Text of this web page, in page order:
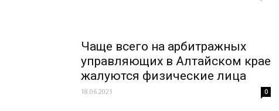
Чаще всего на арбитражных
управляющих в Алтайском крае
жалуются физические лица
18.06.2021 0